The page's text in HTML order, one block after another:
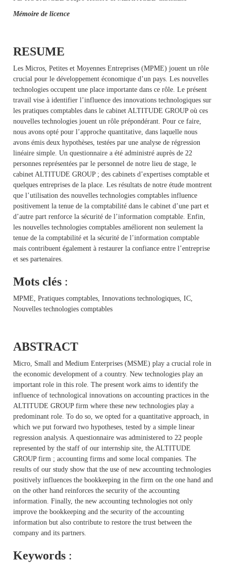
Mémoire de licence
RESUME
Les Micros, Petites et Moyennes Entreprises (MPME) jouent un rôle
crucial pour le développement économique d’un pays. Les nouvelles
technologies occupent une place importante dans ce rôle. Le présent
travail vise à identifier l’influence des innovations technologiques sur
les pratiques comptables dans le cabinet ALTITUDE GROUP où ces
nouvelles technologies jouent un rôle prépondérant. Pour ce faire,
nous avons opté pour l’approche quantitative, dans laquelle nous
avons émis deux hypothèses, testées par une analyse de régression
linéaire simple. Un questionnaire a été administré auprès de 22
personnes représentées par le personnel de notre lieu de stage, le
cabinet ALTITUDE GROUP ; des cabinets d’expertises comptable et
quelques entreprises de la place. Les résultats de notre étude montrent
que l’utilisation des nouvelles technologies comptables influence
positivement la tenue de la comptabilité dans le cabinet d’une part et
d’autre part renforce la sécurité de l’information comptable. Enfin,
les nouvelles technologies comptables améliorent non seulement la
tenue de la comptabilité et la sécurité de l’information comptable
mais contribuent également à restaurer la confiance entre l’entreprise
et ses partenaires.
Mots clés :
MPME, Pratiques comptables, Innovations technologiques, IC,
Nouvelles technologies comptables
ABSTRACT
Micro, Small and Medium Enterprises (MSME) play a crucial role in
the economic development of a country. New technologies play an
important role in this role. The present work aims to identify the
influence of technological innovations on accounting practices in the
ALTITUDE GROUP firm where these new technologies play a
predominant role. To do so, we opted for a quantitative approach, in
which we put forward two hypotheses, tested by a simple linear
regression analysis. A questionnaire was administered to 22 people
represented by the staff of our internship site, the ALTITUDE
GROUP firm ; accounting firms and some local companies. The
results of our study show that the use of new accounting technologies
positively influences the bookkeeping in the firm on the one hand and
on the other hand reinforces the security of the accounting
information. Finally, the new accounting technologies not only
improve the bookkeeping and the security of the accounting
information but also contribute to restore the trust between the
company and its partners.
Keywords :